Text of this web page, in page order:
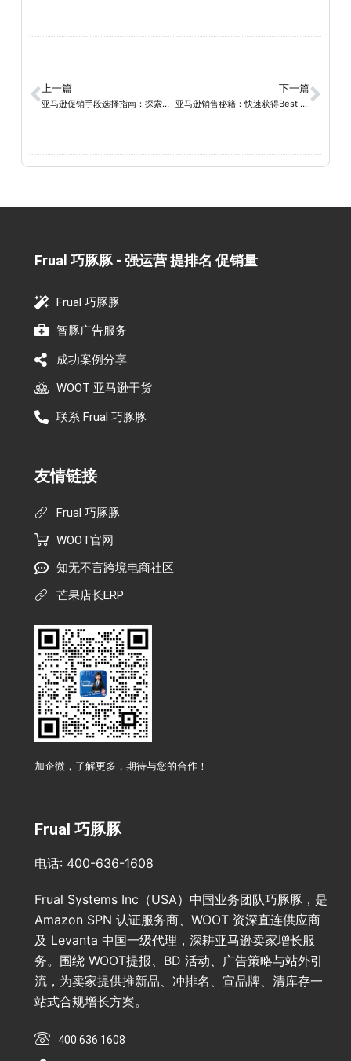
上一篇
亚马逊促销手段选择指南：探索常见促销方法，助您提升销量
下一篇
亚马逊销售秘籍：快速获得Best Seller标签的方法解析
Frual 巧豚豚 - 强运营 提排名 促销量​
Frual 巧豚豚
智豚广告服务
成功案例分享
WOOT 亚马逊干货
联系 Frual 巧豚豚
友情链接
Frual 巧豚豚
WOOT官网
知无不言跨境电商社区
芒果店长ERP
加企微，了解更多，期待与您的合作！
Frual 巧豚豚
电话: 400-636-1608
Frual Systems Inc（USA）中国业务团队巧豚豚，是
Amazon SPN 认证服务商、WOOT 资深直连供应商
及 Levanta 中国一级代理，深耕亚马逊卖家增长服
务。围绕 WOOT提报、BD 活动、广告策略与站外引
流，为卖家提供推新品、冲排名、宣品牌、清库存一
站式合规增长方案。
400 636 1608